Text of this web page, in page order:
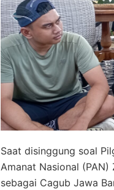
Saat disinggung soal
Amanat Nasional
sebagai Cagub Jawa